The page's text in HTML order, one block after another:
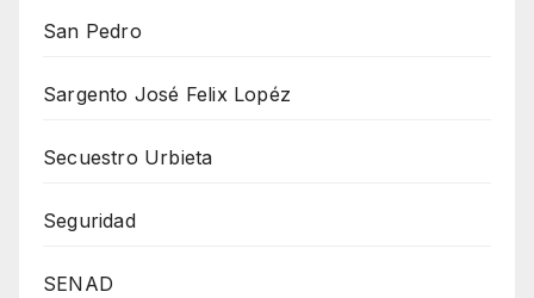
San Pedro
Sargento José Felix Lopéz
Secuestro Urbieta
Seguridad
SENAD